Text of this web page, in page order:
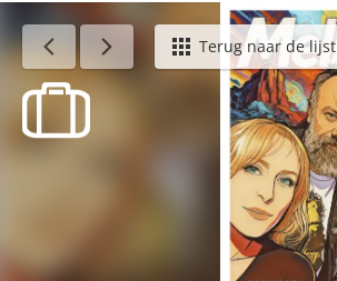
Agenda - NederlandsTerug naar de lijst